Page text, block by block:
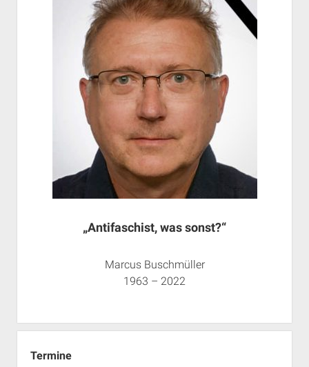
„Antifaschist, was sonst?“
Marcus Buschmüller
1963 – 2022
Termine